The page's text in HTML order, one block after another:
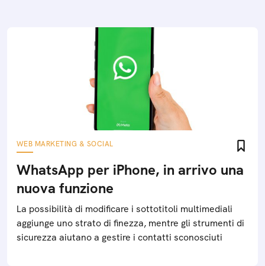
WEB MARKETING & SOCIAL
WhatsApp per iPhone, in arrivo una
nuova funzione
La possibilità di modificare i sottotitoli multimediali
aggiunge uno strato di finezza, mentre gli strumenti di
sicurezza aiutano a gestire i contatti sconosciuti